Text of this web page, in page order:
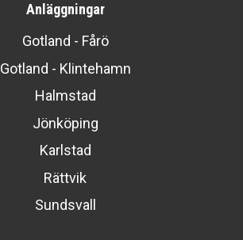
Anläggningar
Gotland - Fårö
Gotland - Klintehamn
Halmstad
Jönköping
Karlstad
Rättvik
Sundsvall